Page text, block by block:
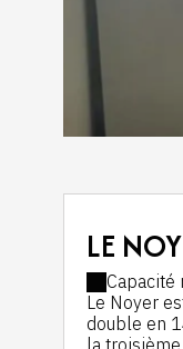
LE
Capacité
Le Noyer
double en
la